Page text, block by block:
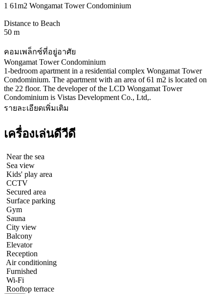
1 61m2 Wongamat Tower Condominium
Distance to Beach
50 m
คอมเพล็กซ์ที่อยู่อาศัย
Wongamat Tower Condominium
1-bedroom apartment in a residential complex Wongamat Tower
Condominium. The apartment with an area of 61 m2 is located on
the 22 floor. The developer of the LCD Wongamat Tower
Condominium is Vistas Development Co., Ltd,.
รายละเอียดเพิ่มเติม
เครื่องเล่นดีวีดี
Near the sea
Sea view
Kids' play area
CCTV
Secured area
Surface parking
Gym
Sauna
City view
Balcony
Elevator
Reception
Air conditioning
Furnished
Wi-Fi
Rooftop terrace